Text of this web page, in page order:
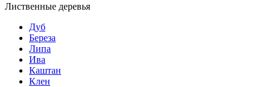
Лиственные деревья
Дуб
Береза
Липа
Ива
Каштан
Клен